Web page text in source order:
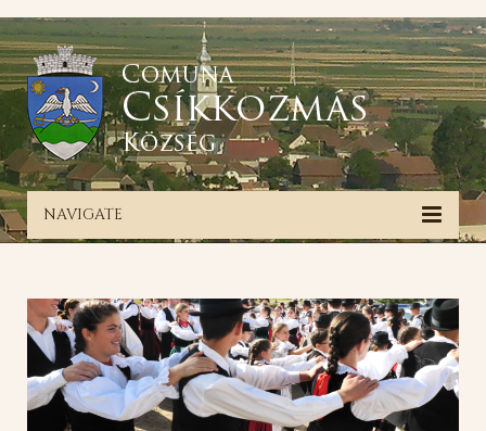
NAVIGATE